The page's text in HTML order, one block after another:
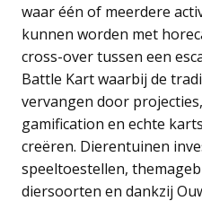
waar één of meerdere
kunnen worden met
cross-over tussen een
Battle Kart waarbij de
vervangen door
gamification en echte
creëren. Dierentuinen
speeltoestellen,
diersoorten en dankzij